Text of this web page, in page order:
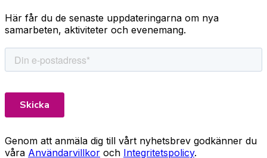
Här får du de senaste uppdateringarna om nya
samarbeten, aktiviteter och evenemang.
Genom att anmäla dig till vårt nyhetsbrev godkänner du
våra Användarvillkor och Integritetspolicy.